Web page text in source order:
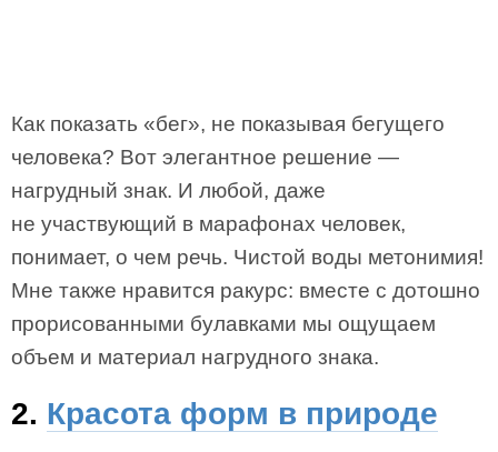
Как показать «бег», не показывая бегущего
человека? Вот элегантное решение —
нагрудный знак. И любой, даже
не участвующий в марафонах человек,
понимает, о чем речь. Чистой воды метонимия!
Мне также нравится ракурс: вместе с дотошно
прорисованными булавками мы ощущаем
объем и материал нагрудного знака.
2. Красота форм в природе